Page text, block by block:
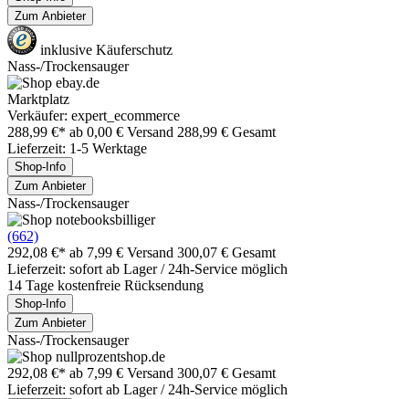
Zum Anbieter
inklusive Käuferschutz
Nass-/Trockensauger
Marktplatz
Verkäufer: expert_ecommerce
288,99 €* ab 0,00 € Versand 288,99 € Gesamt
Lieferzeit: 1-5 Werktage
Shop-Info
Zum Anbieter
Nass-/Trockensauger
(662)
292,08 €* ab 7,99 € Versand 300,07 € Gesamt
Lieferzeit: sofort ab Lager / 24h-Service möglich
14 Tage kostenfreie Rücksendung
Shop-Info
Zum Anbieter
Nass-/Trockensauger
292,08 €* ab 7,99 € Versand 300,07 € Gesamt
Lieferzeit: sofort ab Lager / 24h-Service möglich